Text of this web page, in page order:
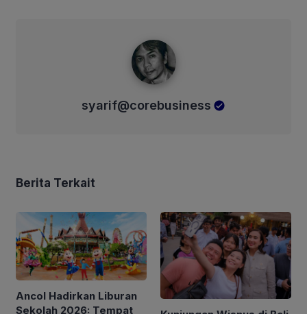
syarif@corebusiness
Berita Terkait
Ancol Hadirkan Liburan
Sekolah 2026: Tempat